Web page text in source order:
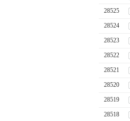
28525
28524
28523
28522
28521
28520
28519
28518